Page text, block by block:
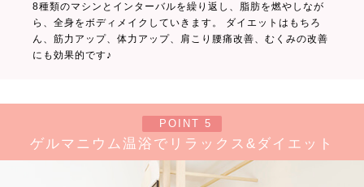
8種類のマシンとインターバルを繰り返し、脂肪を燃やしなが
ら、全身をボディメイクしていきます。 ダイエットはもちろ
ん、筋力アップ、体力アップ、肩こり腰痛改善、むくみの改善
にも効果的です♪
POINT 5
ゲルマニウム温浴でリラックス&ダイエット